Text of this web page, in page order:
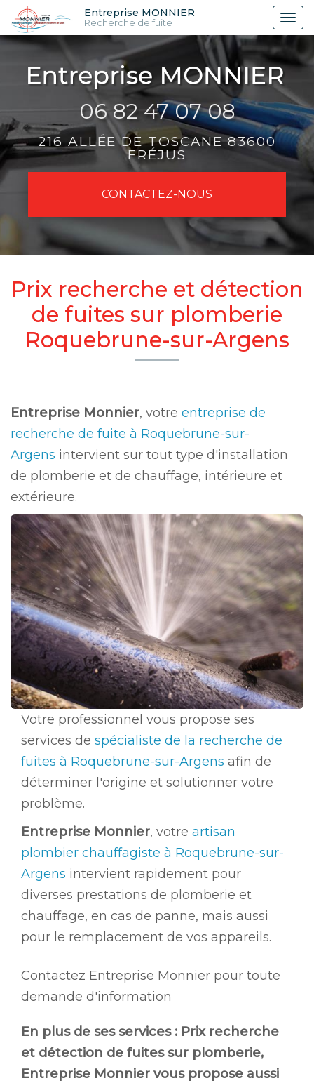
Aller
au
contenu
principal
Entreprise MONNIER
Recherche de fuite
06 82 47 07 08
216 ALLÉE DE TOSCANE 83600
FRÉJUS
CONTACTEZ-NOUS
Prix recherche et détection
de fuites sur plomberie
Roquebrune-sur-Argens
Entreprise Monnier, votre entreprise de
recherche de fuite à Roquebrune-sur-
Argens intervient sur tout type d'installation
de plomberie et de chauffage, intérieure et
extérieure.
Votre professionnel vous propose ses
services de spécialiste de la recherche de
fuites à Roquebrune-sur-Argens afin de
déterminer l'origine et solutionner votre
problème.
Entreprise Monnier, votre artisan
plombier chauffagiste à Roquebrune-sur-
Argens intervient rapidement pour
diverses prestations de plomberie et
chauffage, en cas de panne, mais aussi
pour le remplacement de vos appareils.
Contactez Entreprise Monnier pour toute
demande d'information
En plus de ses services : Prix recherche
et détection de fuites sur plomberie,
Entreprise Monnier vous propose aussi